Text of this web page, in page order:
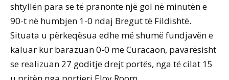
shtyllën para se të pranonte një gol në minutën e
90-t në humbjen 1-0 ndaj Bregut të Fildishtë.
Situata u përkeqësua edhe më shumë fundjavën e
kaluar kur barazuan 0-0 me Curacaon, pavarësisht
se realizuan 27 goditje drejt portës, nga të cilat 15